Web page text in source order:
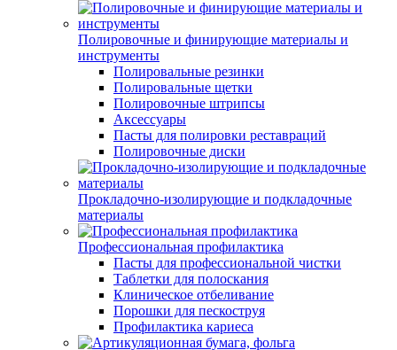
Полировочные и финирующие материалы и
инструменты
Полировальные резинки
Полировальные щетки
Полировочные штрипсы
Аксессуары
Пасты для полировки реставраций
Полировочные диски
Прокладочно-изолирующие и подкладочные
материалы
Профессиональная профилактика
Пасты для профессиональной чистки
Таблетки для полоскания
Клиническое отбеливание
Порошки для пескоструя
Профилактика кариеса